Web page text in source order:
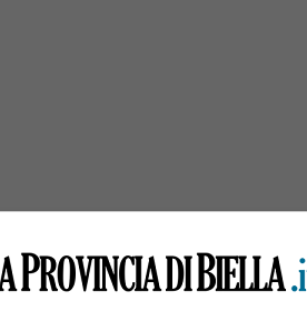
Balanzino